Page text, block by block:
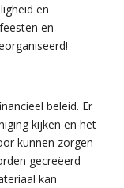
en
en
beleid. Er
kijken en het
kunnen zorgen
gecreëerd
kan